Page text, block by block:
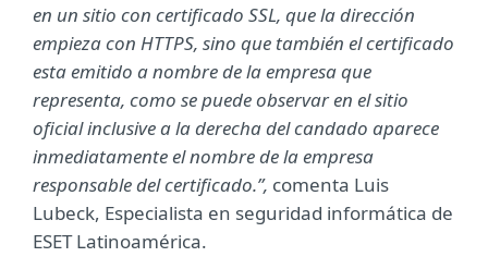
en un sitio con certificado SSL, que la dirección
empieza con HTTPS, sino que también el certificado
esta emitido a nombre de la empresa que
representa, como se puede observar en el sitio
oficial inclusive a la derecha del candado aparece
inmediatamente el nombre de la empresa
responsable del certificado.”, comenta Luis
Lubeck, Especialista en seguridad informática de
ESET Latinoamérica.